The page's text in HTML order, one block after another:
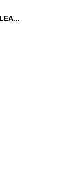
LEA...